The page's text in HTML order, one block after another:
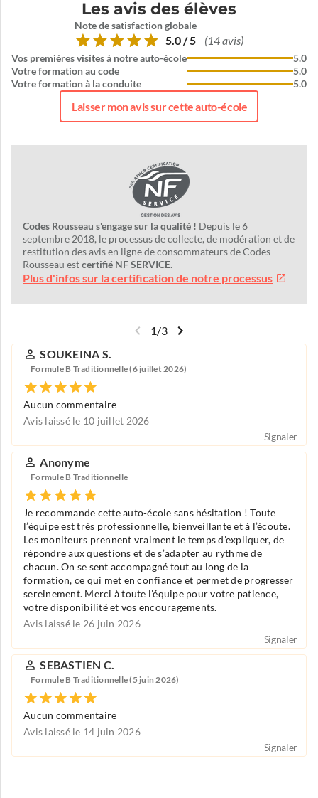
Les avis des élèves
Note de satisfaction globale
5.0 / 5 (14 avis)
Vos premières visites à notre auto-école
Votre formation au code
Votre formation à la conduite
5.0
5.0
5.0
Laisser mon avis sur cette auto-école
Codes Rousseau s'engage sur la qualité ! Depuis le 6
septembre 2018, le processus de collecte, de modération et de
restitution des avis en ligne de consommateurs de Codes
Rousseau estcertifié NF SERVICE.
Plus d'infos sur la certification de notre processus
1/3
SOUKEINA S.
Formule B Traditionnelle (6 juillet 2026)
Aucun commentaire
Avis laissé le 10 juillet 2026
Signaler
Anonyme
Formule B Traditionnelle
Je recommande cette auto-école sans hésitation ! Toute
l’équipe est très professionnelle, bienveillante et à l’écoute.
Les moniteurs prennent vraiment le temps d’expliquer, de
répondre aux questions et de s’adapter au rythme de
chacun. On se sent accompagné tout au long de la
formation, ce qui met en confiance et permet de progresser
sereinement. Merci à toute l’équipe pour votre patience,
votre disponibilité et vos encouragements.
Avis laissé le 26 juin 2026
Signaler
SEBASTIEN C.
Formule B Traditionnelle (5 juin 2026)
Aucun commentaire
Avis laissé le 14 juin 2026
Signaler